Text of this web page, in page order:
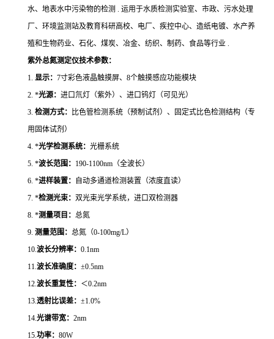
水、地表水中污染物的检测 . 运用于水质检测实验室、市政、污水处理
厂、环境监测站及教育科研高校、电厂、疾控中心、造纸电镀、水产养
殖和生物药业、石化、煤炭、冶金、纺织、制药、食品等行业 .
紫外总氮测定仪技术参数：
1. 显示： 7寸彩色液晶触摸屏、8个触摸感应功能模块
2. *光源： 进口氘灯（紫外）、进口钨灯（可见光）
3. 检测方式：
比色管检测系统（预制试剂）、固定式比色检测结构（专
用固体试剂）
4. *光学检测系统： 光栅系统
5. *波长范围： 190-1100nm（全波长）
6. *进样装置：
自动多通道检测装置（浓度直读）
7. *检测光束： 双光束光学系统，进口双检测器
8. *测量项目： 总氮
9. 测量范围： 总氮（0-100mg/L）
10. 波长分辨率： 0.1nm
11. 波长准确度： ±0.5nm
12. 波长重复性： ＜0.2nm
13. 透射比误差： ±1.0%
14. 光谱带宽： 2nm
15. 功率： 80W